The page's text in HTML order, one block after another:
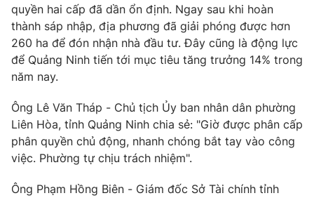
Video Shorts video
VTV Money VTV Thể thao
VTV Sức khoẻ Bất động sản
Thị trường 24h Tấm lòng Việt
VTV4 Vươn mình bằng AI
quyền hai cấp đã dần ổn định. Ngay sau khi hoàn
thành sáp nhập, địa phương đã giải phóng được hơn
260 ha để đón nhận nhà đầu tư. Đây cũng là động lực
để Quảng Ninh tiến tới mục tiêu tăng trưởng 14% trong
năm nay.
Ông Lê Văn Tháp - Chủ tịch Ủy ban nhân dân phường
Liên Hòa, tỉnh Quảng Ninh chia sẻ: "Giờ được phân cấp
phân quyền chủ động, nhanh chóng bắt tay vào công
việc. Phường tự chịu trách nhiệm".
Ông Phạm Hồng Biên - Giám đốc Sở Tài chính tỉnh